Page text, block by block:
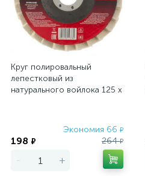
Круг полировальный
лепестковый из
натурального войлока 125 х
Экономия 66 ₽
198 ₽ 264₽
- +